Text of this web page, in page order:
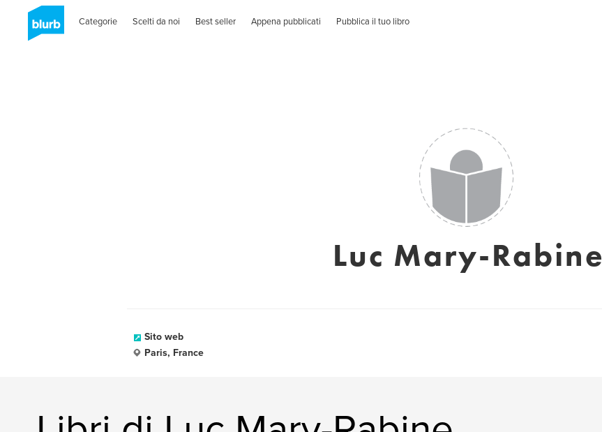
Categorie Scelti da noi Best seller Appena pubblicati Pubblica il tuo libro
Luc Mary-Rabine
Sito web
Paris, France